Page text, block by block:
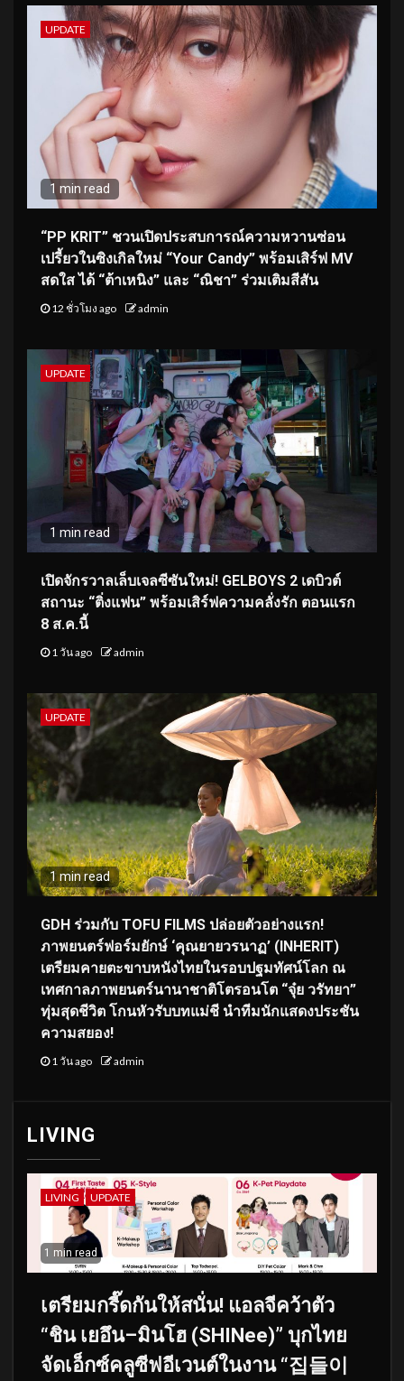
UPDATE
1 min read
“PP KRIT” ชวนเปิดประสบการณ์ความหวานซ่อน
เปรี้ยวในซิงเกิลใหม่ “Your Candy” พร้อมเสิร์ฟ MV
สดใส ได้ “ต้าเหนิง” และ “ณิชา” ร่วมเติมสีสัน
12 ชั่วโมง ago admin
UPDATE
1 min read
เปิดจักรวาลเล็บเจลซีซันใหม่! GELBOYS 2 เดบิวต์
สถานะ “ติ่งแฟน” พร้อมเสิร์ฟความคลั่งรัก ตอนแรก
8 ส.ค.นี้
1 วัน ago admin
UPDATE
1 min read
GDH ร่วมกับ TOFU FILMS ปล่อยตัวอย่างแรก!
ภาพยนตร์ฟอร์มยักษ์ ‘คุณยายวรนาฏ’ (INHERIT)
เตรียมคายตะขาบหนังไทยในรอบปฐมทัศน์โลก ณ
เทศกาลภาพยนตร์นานาชาติโตรอนโต “จุ๋ย วรัทยา”
ทุ่มสุดชีวิต โกนหัวรับบทแม่ชี นำทีมนักแสดงประชัน
ความสยอง!
1 วัน ago admin
LIVING
LIVING UPDATE
1 min read
เตรียมกรี๊ดกันให้สนั่น! แอลจีคว้าตัว
“ชิน เยอึน–มินโฮ (SHINee)” บุกไทย
จัดเอ็กซ์คลูซีฟอีเวนต์ในงาน “집들이